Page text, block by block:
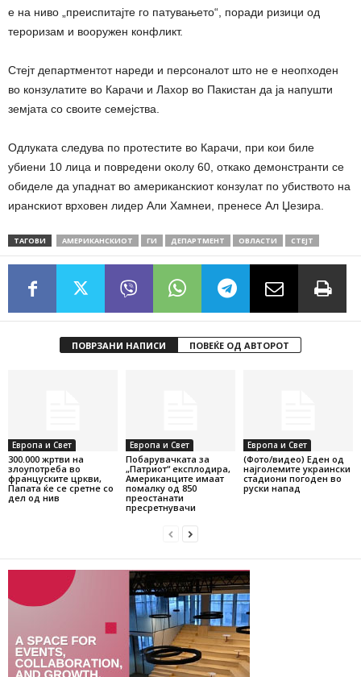
е на ниво „преиспитајте го патувањето“, поради ризици од
тероризам и вооружен конфликт.
Стејт департментот нареди и персоналот што не е неопходен
во конзулатите во Карачи и Лахор во Пакистан да ја напушти
земјата со своите семејства.
Одлуката следува по протестите во Карачи, при кои биле
убиени 10 лица и повредени околу 60, откако демонстранти се
обиделе да упаднат во американскиот конзулат по убиството на
иранскиот врховен лидер Али Хамнеи, пренесе Ал Џезира.
ТАГОВИ АМЕРИКАНСКИОТ ГИ ДЕПАРТМЕНТ ОВЛАСТИ СТЕЈТ
ПОВРЗАНИ НАПИСИ ПОВЕЌЕ ОД АВТОРОТ
Европа и Свет
300.000 жртви на
злоупотреба во
француските цркви,
Папата ќе се сретне со
дел од нив
Европа и Свет
Побарувачката за
„Патриот“ експлодира,
Американците имаат
помалку од 850
преостанати
пресретнувачи
Европа и Свет
(Фото/видео) Еден од
најголемите украински
стадиони погоден во
руски напад